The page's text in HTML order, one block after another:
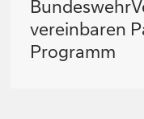
e
r
e
vereinbaren
Programm